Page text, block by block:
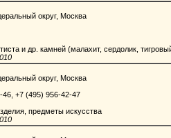
округ, Москва
и др. камней (малахит, сердолик, тигровый
округ, Москва
46, +7 (495) 956-42-47
предметы искусства